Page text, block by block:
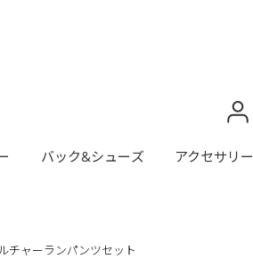
バック&シューズ アクセサリー
チャーランパンツセット